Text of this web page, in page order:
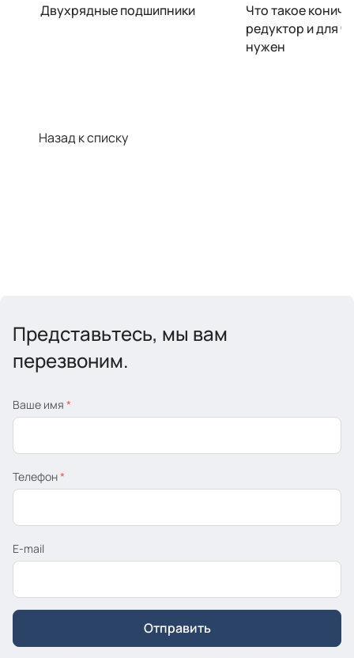
Двухрядные подшипники
Что такое
редуктор и для
нужен
Назад к списку
Представьтесь, мы вам
перезвоним.
Ваше имя *
Телефон*
E-mail